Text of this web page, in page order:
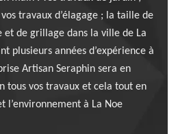
travaux d’élagage ; la taille de
et de grillage dans la ville de La
plusieurs années d’expérience à
Artisan Seraphin sera en
tous vos travaux et cela tout en
l’environnement à La Noe